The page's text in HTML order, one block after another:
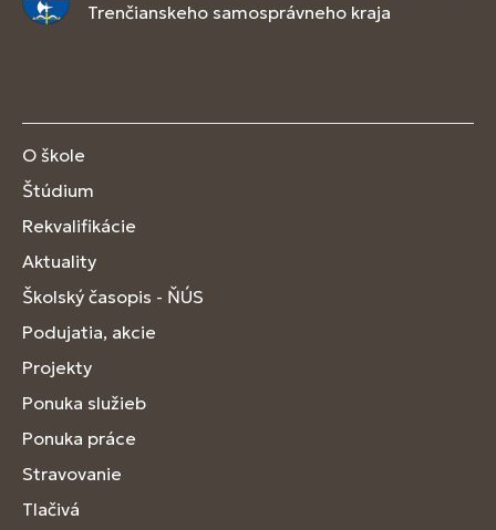
Trenčianskeho samosprávneho kraja
O škole
Štúdium
Rekvalifikácie
Aktuality
Školský časopis - ŇÚS
Podujatia, akcie
Projekty
Ponuka služieb
Ponuka práce
Stravovanie
Tlačivá